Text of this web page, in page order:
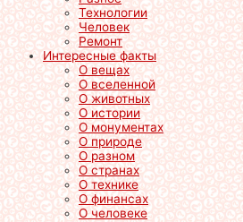
Технологии
Человек
Ремонт
Интересные факты
О вещах
О вселенной
О животных
О истории
О монументах
О природе
О разном
О странах
О технике
О финансах
О человеке